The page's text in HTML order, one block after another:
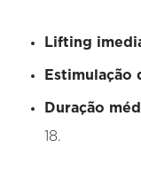
Lifting
Estimulação
Duração
18.